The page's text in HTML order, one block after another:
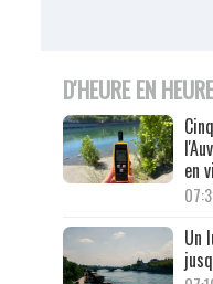
D'HEURE EN HEURE
en
Un